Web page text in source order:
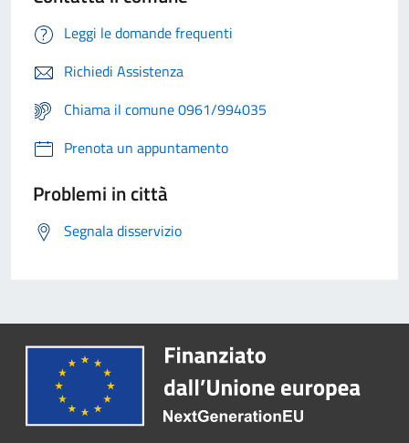
Leggi le domande frequenti
Richiedi Assistenza
Chiama il comune 0961/994035
Prenota un appuntamento
Problemi in città
Segnala disservizio